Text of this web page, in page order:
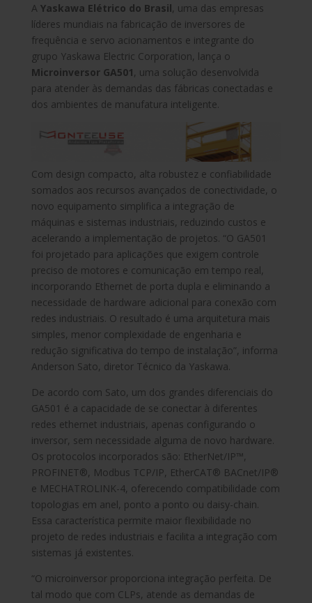
A Yaskawa Elétrico do Brasil, uma das empresas
líderes mundiais na fabricação de inversores de
frequência e servo acionamentos e integrante do
grupo Yaskawa Electric Corporation, lança o
Microinversor GA501, uma solução desenvolvida
para atender às demandas das fábricas conectadas e
dos ambientes de manufatura inteligente.
Com design compacto, alta robustez e confiabilidade
somados aos recursos avançados de conectividade, o
novo equipamento simplifica a integração de
máquinas e sistemas industriais, reduzindo custos e
acelerando a implementação de projetos. “O GA501
foi projetado para aplicações que exigem controle
preciso de motores e comunicação em tempo real,
incorporando Ethernet de porta dupla e eliminando a
necessidade de hardware adicional para conexão com
redes industriais. O resultado é uma arquitetura mais
simples, menor complexidade de engenharia e
redução significativa do tempo de instalação”, informa
Anderson Sato, diretor Técnico da Yaskawa.
De acordo com Sato, um dos grandes diferenciais do
GA501 é a capacidade de se conectar à diferentes
redes ethernet industriais, apenas configurando o
inversor, sem necessidade alguma de novo hardware.
Os protocolos incorporados são: EtherNet/IP™,
PROFINET®, Modbus TCP/IP, EtherCAT® BACnet/IP®
e MECHATROLINK-4, oferecendo compatibilidade com
topologias em anel, ponto a ponto ou daisy-chain.
Essa característica permite maior flexibilidade no
projeto de redes industriais e facilita a integração com
sistemas já existentes.
“O microinversor proporciona integração perfeita. De
tal modo que com CLPs, atende as demandas de